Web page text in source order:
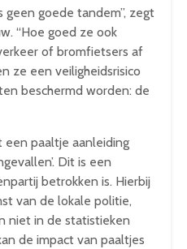
geen goede tandem”, zegt
“Hoe goed ze ook
of bromfietsers af
ze een veiligheidsrisico
beschermd worden: de
paaltje aanleiding
Dit is een
betrokken is. Hierbij
van de lokale politie,
niet in de statistieken
de impact van paaltjes